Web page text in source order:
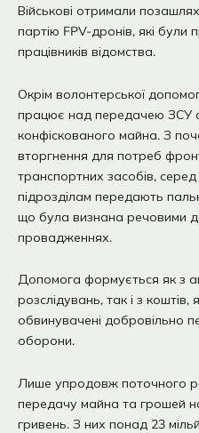
Військові отримали
партію FPV-дронів, які були
працівників відомства.
Окрім волонтерської
працює над передачею ЗСУ
конфіскованого майна. З
вторгнення для потреб
транспортних засобів,
підрозділам передають
що була визнана речовими
провадженнях.
Допомога формується як з
розслідувань, так і з коштів,
обвинувачені добровільно
оборони.
Лише упродовж поточного
передачу майна та грошей
гривень. З них понад 23